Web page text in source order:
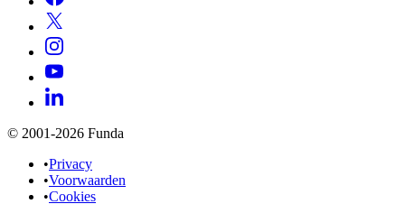
© 2001-2026 Funda
•Privacy
•Voorwaarden
•Cookies